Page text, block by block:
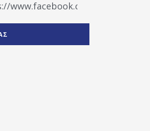
" artist="" ]